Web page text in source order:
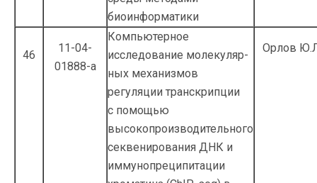
биоинформатики
46
11-04-
01888-а
Компьютерное
исследование молекуляр­
ных механизмов
регуляции транскрипции
с помощью
высокопроизводительного
секвенирования ДНК и
иммунопреципита­ции
Орлов